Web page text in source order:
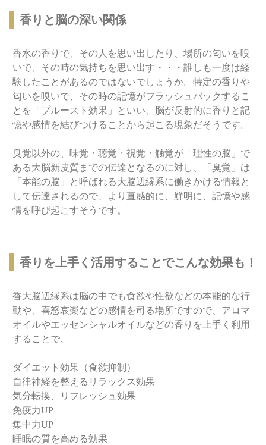
香りと脳の深い関係
香水の香りで、その人を思い出したり、場所の匂いを嗅
いで、その時の気持ちを思い出す・・・誰しも一度は経
験したことがあるのではないでしょうか。特定の香りや
匂いを嗅いで、その時の記憶がフラッシュバックするこ
とを「プルースト効果」といい、脳が反射的に香りと記
憶や感情を結びつけることから起こる現象だそうです。
臭覚以外の、味覚・聴覚・視覚・触覚が「理性の脳」で
ある大脳新皮質までの伝達となるのに対し、「臭覚」は
「本能の脳」と呼ばれる大脳辺縁系に働きかける情報と
して伝達されるので、より直感的に、鮮明に、記憶や感
情を呼び起こすそうです。
香りを上手く活用することでこんな効果も！
香大脳辺縁系は脳の中でも食欲や性欲などの本能的な行
動や、喜怒哀楽などの感情を司る場所ですので、アロマ
オイルやエッセンシャルオイルなどの香りを上手く利用
することで、
ダイエット効果（食欲抑制）
自律神経を整えるリラックス効果
気分転換、リフレッシュ効果
免疫力UP
集中力UP
睡眠の質を高める効果